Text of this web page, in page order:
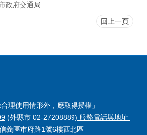
政府交通局
回上一頁
理使用情形外，應取得授權」
(外縣市 02-27208889) 服務電話與地址
義區巿府路1號6樓西北區